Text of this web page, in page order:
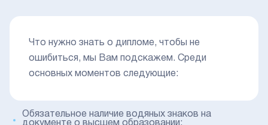
Что нужно знать о дипломе, чтобы не
ошибиться, мы Вам подскажем. Среди
основных моментов следующие:
Обязательное наличие водяных знаков на